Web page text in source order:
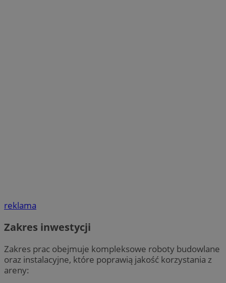
reklama
Zakres inwestycji
Zakres prac obejmuje kompleksowe roboty budowlane
oraz instalacyjne, które poprawią jakość korzystania z
areny: